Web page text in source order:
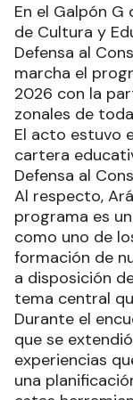
En el Galpón
de Cultura y
Defensa al
marcha el
2026 con la
zonales de
El acto estuvo
cartera
Defensa al
Al respecto,
programa es
como uno de
formación de
a disposición
tema central
Durante el
que se
experiencias
una